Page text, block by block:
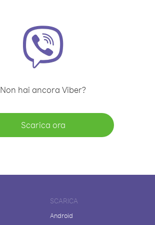
Non hai ancora Viber?
Scarica ora
SCARICA
Android